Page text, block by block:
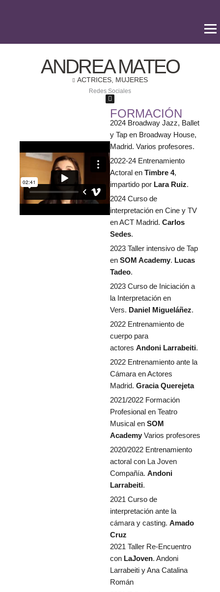
ANDREA MATEO
ACTRICES MUJERES
Redes Sociales
I
n
s
t
a
r
a
m
FORMACIÓN
2024 Broadway Jazz, Ballet
y Tap en Broadway House,
Madrid. Varios profesores.
2022-24 Entrenamiento
Actoral en Timbre 4,
impartido por Lara Ruiz.
2024 Curso de
interpretación en Cine y TV
en ACT Madrid. Carlos
Sedes.
2023 Taller intensivo de Tap
en SOM Academy. Lucas
Tadeo.
2023 Curso de Iniciación a
la Interpretación en
Vers. Daniel Migueláñez.
2022 Entrenamiento de
cuerpo para
actores Andoni Larrabeiti.
2022 Entrenamiento ante la
Cámara en Actores
Madrid. Gracia Querejeta
2021/2022 Formación
Profesional en Teatro
Musical en SOM
Academy Varios profesores
2020/2022 Entrenamiento
actoral con La Joven
Compañía. Andoni
Larrabeiti.
2021 Curso de
interpretación ante la
cámara y casting. Amado
Cruz
2021 Taller Re-Encuentro
con LaJoven. Andoni
Larrabeiti y Ana Catalina
Román